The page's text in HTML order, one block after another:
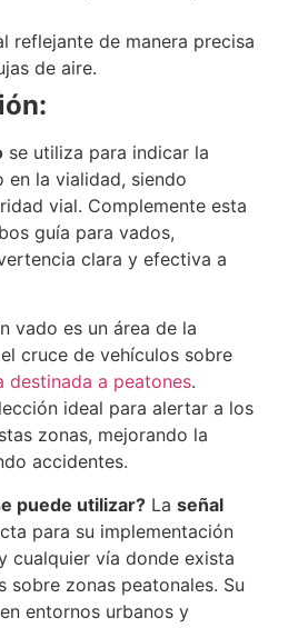
reflejante de manera precisa
de aire.
se utiliza para indicar la
en la vialidad, siendo
vial. Complemente esta
guía para vados,
clara y efectiva a
vado es un área de la
cruce de vehículos sobre
destinada a peatones.
ideal para alertar a los
zonas, mejorando la
accidentes.
puede utilizar? La señal
para su implementación
cualquier vía donde exista
sobre zonas peatonales. Su
entornos urbanos y